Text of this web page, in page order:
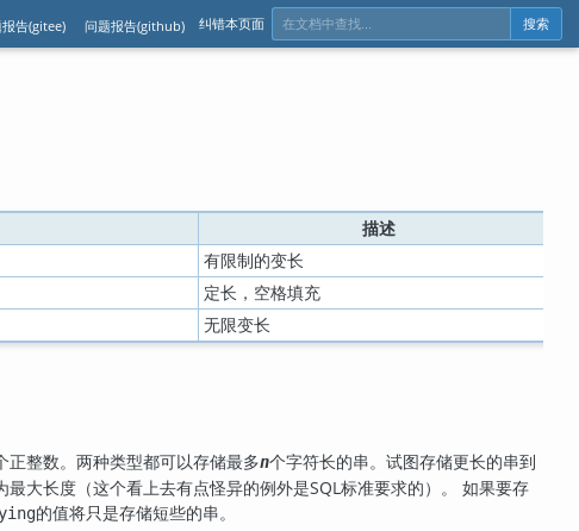
告(gitee) 问题报告(github) 纠错本页面 搜索
描述
有限制的变长
定长，空格填充
无限变长
正整数。两种类型都可以存储最多n个字符长的串。试图存储更长的串到
大长度（这个看上去有点怪异的例外是SQL 标准要求的）。 如果要存
的值将只是存储短些的串。